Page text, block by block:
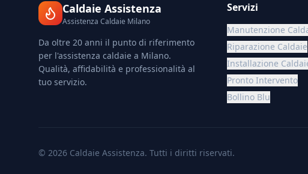
Caldaie Assistenza
Assistenza Caldaie Milano
Da oltre 20 anni il punto di riferimento
per l'assistenza caldaie a Milano.
Qualità, affidabilità e professionalità al
tuo servizio.
Servizi
Manutenzione
Riparazione Caldaie
Installazione
Pronto Intervento
Bollino Blu
© 2026 Caldaie Assistenza. Tutti i diritti riservati.